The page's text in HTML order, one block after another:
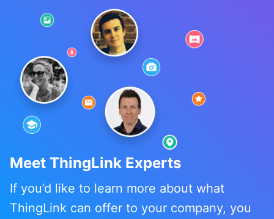
Meet ThingLink Experts
If you’d like to learn more about what
ThingLink can offer to your company, you